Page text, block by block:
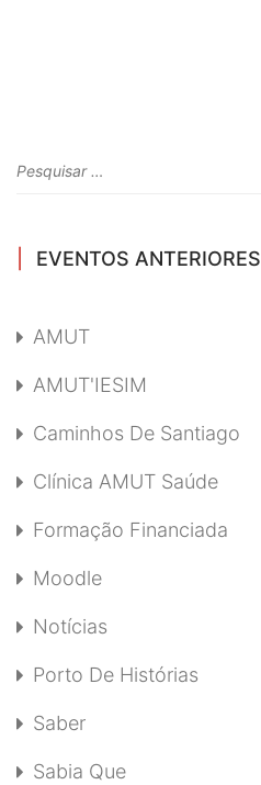
EVENTOS ANTERIORES
AMUT
AMUT'IESIM
Caminhos De Santiago
Clínica AMUT Saúde
Formação Financiada
Moodle
Notícias
Porto De Histórias
Saber
Sabia Que